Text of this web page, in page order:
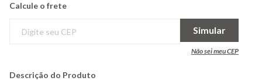
Calcule o frete
Simular
Não sei meu CEP
Descrição do Produto